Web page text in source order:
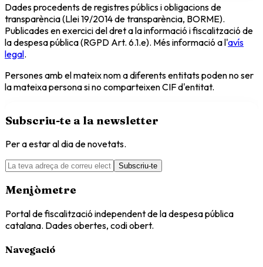
Dades procedents de registres públics i obligacions de
transparència (Llei 19/2014 de transparència, BORME).
Publicades en exercici del dret a la informació i fiscalització de
la despesa pública (RGPD Art. 6.1.e). Més informació a l'avís
legal.
Persones amb el mateix nom a diferents entitats poden no ser
la mateixa persona si no comparteixen CIF d'entitat.
Subscriu-te a la newsletter
Per a estar al dia de novetats.
Subscriu-te
Menjòmetre
Portal de fiscalització independent de la despesa pública
catalana. Dades obertes, codi obert.
Navegació